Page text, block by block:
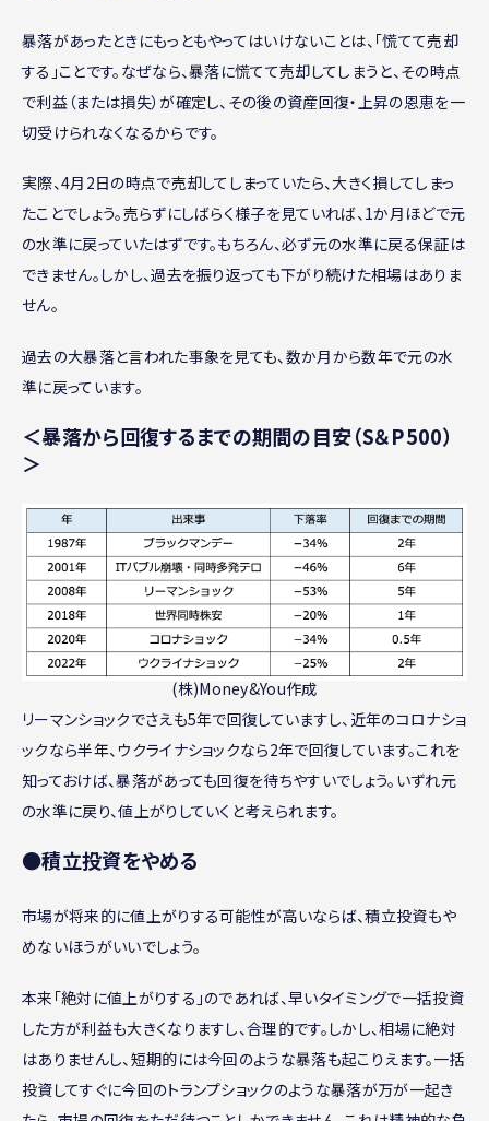
暴落があったときにもっともやってはいけないことは、「慌てて売却
する」ことです。なぜなら、暴落に慌てて売却してしまうと、その時点
で利益（または損失）が確定し、その後の資産回復・上昇の恩恵を一
切受けられなくなるからです。
実際、4月2日の時点で売却してしまっていたら、大きく損してしまっ
たことでしょう。売らずにしばらく様子を見ていれば、1か月ほどで元
の水準に戻っていたはずです。もちろん、必ず元の水準に戻る保証は
できません。しかし、過去を振り返っても下がり続けた相場はありま
せん。
過去の大暴落と言われた事象を見ても、数か月から数年で元の水
準に戻っています。
＜暴落から回復するまでの期間の目安（S＆P500）
＞
(株)Money&You作成
リーマンショックでさえも5年で回復していますし、近年のコロナショ
ックなら半年、ウクライナショックなら2年で回復しています。これを
知っておけば、暴落があっても回復を待ちやすいでしょう。いずれ元
の水準に戻り、値上がりしていくと考えられます。
●積立投資をやめる
市場が将来的に値上がりする可能性が高いならば、積立投資もや
めないほうがいいでしょう。
本来「絶対に値上がりする」のであれば、早いタイミングで一括投資
した方が利益も大きくなりますし、合理的です。しかし、相場に絶対
はありませんし、短期的には今回のような暴落も起こりえます。一括
投資してすぐに今回のトランプショックのような暴落が万が一起き